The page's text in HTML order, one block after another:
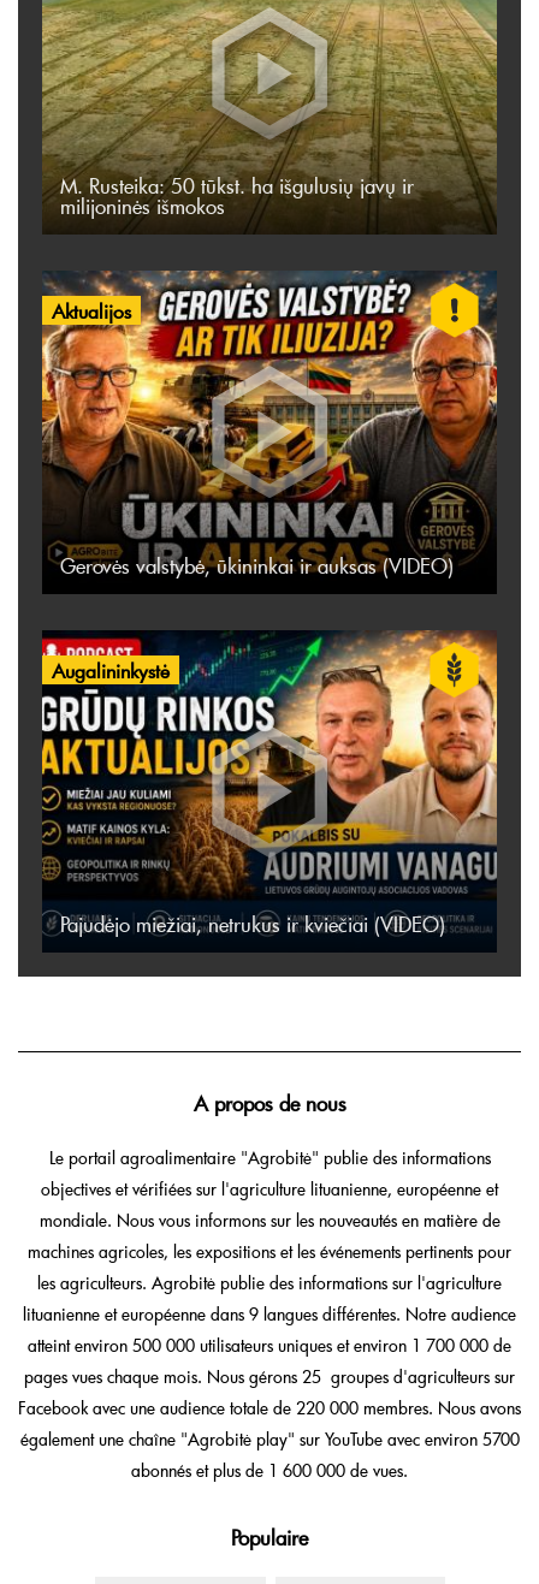
M. Rusteika: 50 tūkst. ha išgulusių javų ir
milijoninės išmokos
Aktualijos
Gerovės valstybė, ūkininkai ir auksas (VIDEO)
Augalininkystė
Pajudėjo miežiai, netrukus ir kviečiai (VIDEO)
A propos de nous
Le portail agroalimentaire "Agrobitė" publie des informations
objectives et vérifiées sur l'agriculture lituanienne, européenne et
mondiale. Nous vous informons sur les nouveautés en matière de
machines agricoles, les expositions et les événements pertinents pour
les agriculteurs. Agrobitė publie des informations sur l'agriculture
lituanienne et européenne dans 9 langues différentes. Notre audience
atteint environ 500 000 utilisateurs uniques et environ 1 700 000 de
pages vues chaque mois. Nous gérons 25 groupes d'agriculteurs sur
Facebook avec une audience totale de 220 000 membres. Nous avons
également une chaîne "Agrobitė play" sur YouTube avec environ 5700
abonnés et plus de 1 600 000 de vues.
Populaire